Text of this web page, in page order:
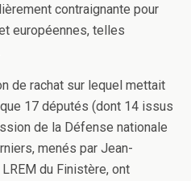
contraignante pour
européennes, telles
de rachat sur lequel mettait
17 députés (dont 14 issus
de la Défense nationale
menés par Jean-
du Finistère, ont